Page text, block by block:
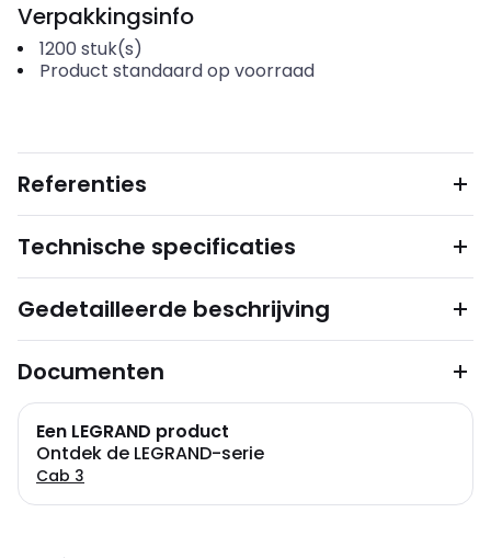
Verpakkingsinfo
1200 stuk(s)
Product standaard op voorraad
Referenties
Technische specificaties
Gedetailleerde beschrijving
Documenten
Een LEGRAND product
Ontdek de LEGRAND-serie
Cab 3